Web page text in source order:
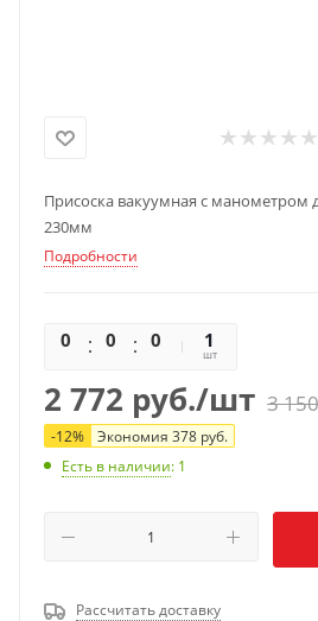
Присоска вакуумная с манометром
230мм
Подробности
0 0 0 01
шт
2 772 руб./шт 3 150
-12% Экономия 378 руб.
Есть в наличии: 1
Рассчитать доставку